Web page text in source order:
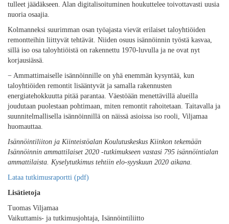
tulleet jäädäkseen. Alan digitalisoituminen houkuttelee toivottavasti uusia
nuoria osaajia.
Kolmanneksi suurimman osan työajasta vievät erilaiset taloyhtiöiden
remontteihin liittyvät tehtävät. Niiden osuus isännöinnin työstä kasvaa,
sillä iso osa taloyhtiöistä on rakennettu 1970-luvulla ja ne ovat nyt
korjausiässä.
− Ammattimaiselle isännöinnille on yhä enemmän kysyntää, kun
taloyhtiöiden remontit lisääntyvät ja samalla rakennusten
energiatehokkuutta pitää parantaa. Väestöään menettävillä alueilla
joudutaan puolestaan pohtimaan, miten remontit rahoitetaan. Taitavalla ja
suunnitelmallisella isännöinnillä on näissä asioissa iso rooli, Viljamaa
huomauttaa.
Isännöintiliiton ja Kiinteistöalan Koulutuskeskus Kiinkon tekemään
Isännöinnin ammattilaiset 2020 -tutkimukseen vastasi 795 isännöintialan
ammattilaista. Kyselytutkimus tehtiin elo-syyskuun 2020 aikana.
Lataa tutkimusraportti (pdf)
Lisätietoja
Tuomas Viljamaa
Vaikuttamis- ja tutkimusjohtaja, Isännöintiliitto